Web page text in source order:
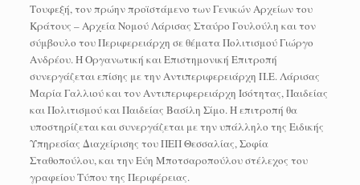
Τουφεξή, τον πρώην προϊστάμενο των Γενικών Αρχείων του
Κράτους – Αρχεία Νομού Λάρισας Σταύρο Γουλούλη και τον
σύμβουλο του Περιφερειάρχη σε θέματα Πολιτισμού Γιώργο
Ανδρέου. Η Οργανωτική και Επιστημονική Επιτροπή
συνεργάζεται επίσης με την Αντιπεριφερειάρχη Π.Ε. Λάρισας
Μαρία Γαλλιού και τον Αντιπεριφερειάρχη Ισότητας, Παιδείας
και Πολιτισμού και Παιδείας Βασίλη Σίμο. Η επιτροπή θα
υποστηρίζεται και συνεργάζεται με την υπάλληλο της Ειδικής
Υπηρεσίας Διαχείρισης του ΠΕΠ Θεσσαλίας, Σοφία
Σταθοπούλου, και την Εύη Μποτσαροπούλου στέλεχος του
γραφείου Τύπου της Περιφέρειας.